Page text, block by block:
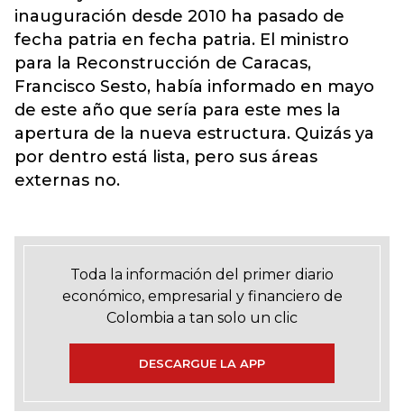
inauguración desde 2010 ha pasado de
fecha patria en fecha patria. El ministro
para la Reconstrucción de Caracas,
Francisco Sesto, había informado en mayo
de este año que sería para este mes la
apertura de la nueva estructura. Quizás ya
por dentro está lista, pero sus áreas
externas no.
Toda la información del primer diario
económico, empresarial y financiero de
Colombia a tan solo un clic
DESCARGUE LA APP